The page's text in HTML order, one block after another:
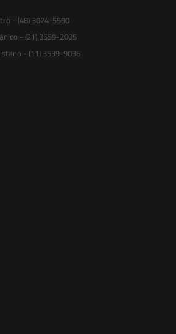
- (48) 3024-5590
- (21) 3559-2005
- (11) 3539-9036